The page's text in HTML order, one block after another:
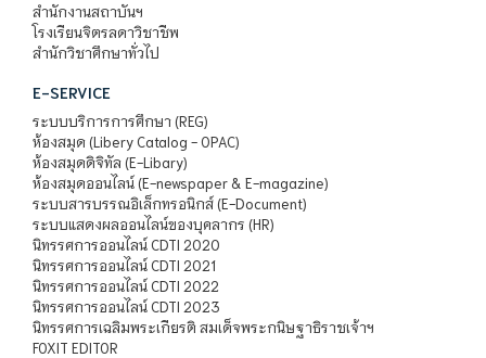
สำนักงานสถาบันฯ
โรงเรียนจิตรลดาวิชาชีพ
สำนักวิชาศึกษาทั่วไป
E-SERVICE
ระบบบริการการศึกษา (REG)
ห้องสมุด (Libery Catalog - OPAC)
ห้องสมุดดิจิทัล (E-Libary)
ห้องสมุดออนไลน์ (E-newspaper & E-magazine)
ระบบสารบรรณอิเล็กทรอนิกส์ (E-Document)
ระบบแสดงผลออนไลน์ของบุคลากร (HR)
นิทรรศการออนไลน์ CDTI 2020
นิทรรศการออนไลน์ CDTI 2021
นิทรรศการออนไลน์ CDTI 2022
นิทรรศการออนไลน์ CDTI 2023
นิทรรศการเฉลิมพระเกียรติ สมเด็จพระกนิษฐาธิราชเจ้าฯ
FOXIT EDITOR